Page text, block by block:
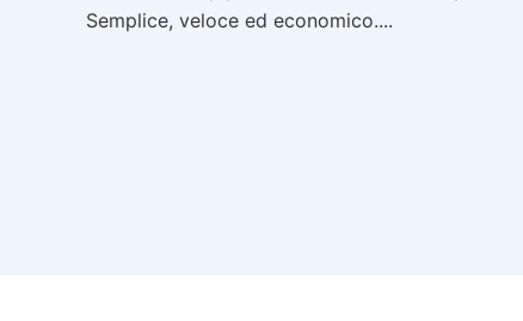
Semplice, veloce ed economico....